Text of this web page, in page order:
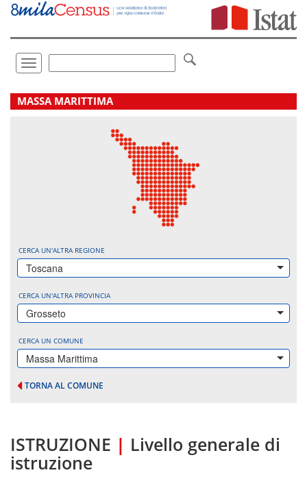
Vai
direttamente
Toggle
navigation
.
MASSA MARITTIMA
CERCA UN'ALTRA REGIONE
Toscana
CERCA UN'ALTRA PROVINCIA
Grosseto
CERCA UN COMUNE
Massa Marittima
TORNA AL COMUNE
ISTRUZIONE | Livello generale di
istruzione